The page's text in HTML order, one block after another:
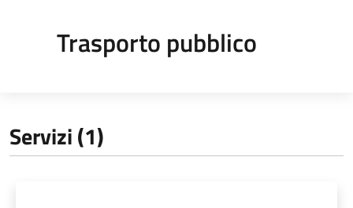
Trasporto pubblico
Servizi (1)